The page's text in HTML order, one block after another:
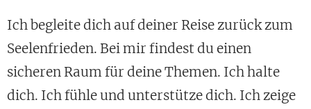
Ich begleite dich auf deiner Reise zurück zum
Seelenfrieden. Bei mir findest du einen
sicheren Raum für deine Themen. Ich halte
dich. Ich fühle und unterstütze dich. Ich zeige